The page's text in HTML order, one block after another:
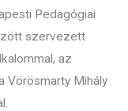
Pedagógiai
szervezett
az
Vörösmarty Mihály